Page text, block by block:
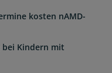
kosten nAMD-
bei Kindern mit